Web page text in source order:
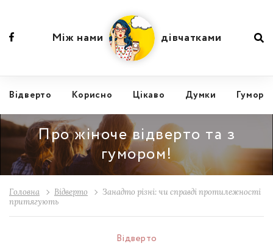
Відвертo Корисно Цікаво Думки Гумор
Між нами дівчатками
Про жіноче відверто та з
гумором!
Головна Відвертo
Занадто різні: чи справді протилежності
притягують
Відвертo